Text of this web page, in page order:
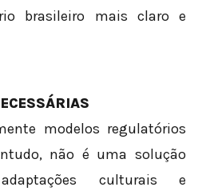
brasileiro mais claro e
modelos regulatórios
não é uma solução
culturais e